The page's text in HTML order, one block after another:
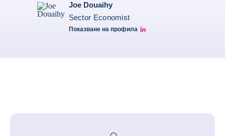
Joe Douaihy
Sector Economist
Показване на профила
Joe Linkedin